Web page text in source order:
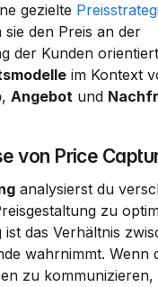
gezielte
sie den Preis an der
der Kunden
, Angebot und
von Price
analysierst du
zu
ist das Verhältnis
wahrnimmt. Wenn